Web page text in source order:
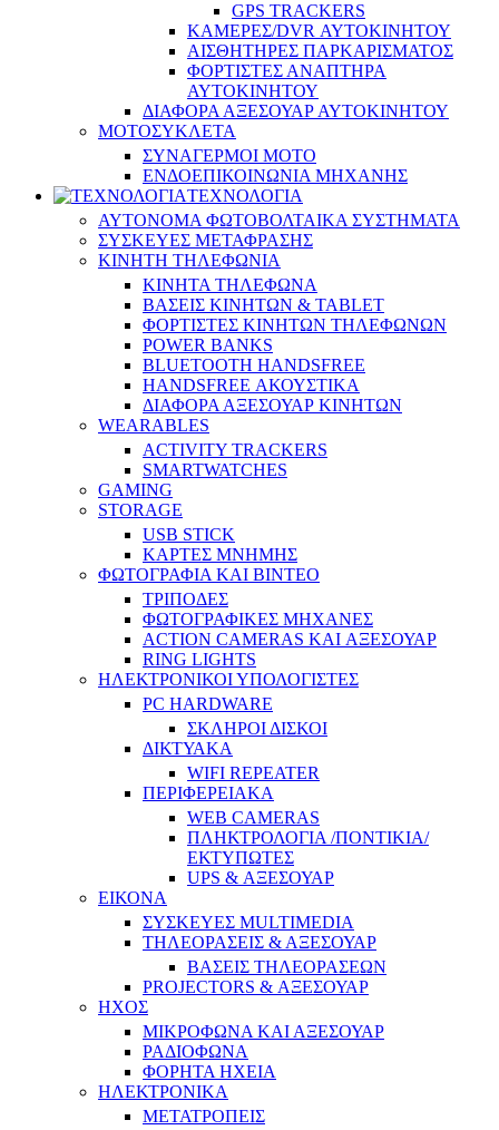
GPS TRACKERS
ΚΑΜΕΡΕΣ/DVR ΑΥΤΟΚΙΝΗΤΟΥ
ΑΙΣΘΗΤΗΡΕΣ ΠΑΡΚΑΡΙΣΜΑΤΟΣ
ΦΟΡΤΙΣΤΕΣ ΑΝΑΠΤΗΡΑ
ΑΥΤΟΚΙΝΗΤΟΥ
ΔΙΑΦΟΡΑ ΑΞΕΣΟΥΑΡ ΑΥΤΟΚΙΝΗΤΟΥ
ΜΟΤΟΣΥΚΛΕΤΑ
ΣΥΝΑΓΕΡΜΟΙ ΜΟΤΟ
ΕΝΔΟΕΠΙΚΟΙΝΩΝΙΑ ΜΗΧΑΝΗΣ
ΤΕΧΝΟΛΟΓΙΑ
ΑΥΤΟΝΟΜΑ ΦΩΤΟΒΟΛΤΑΙΚΑ ΣΥΣΤΗΜΑΤΑ
ΣΥΣΚΕΥΕΣ ΜΕΤΑΦΡΑΣΗΣ
ΚΙΝΗΤΗ ΤΗΛΕΦΩΝΙΑ
ΚΙΝΗΤΑ ΤΗΛΕΦΩΝΑ
ΒΑΣΕΙΣ ΚΙΝΗΤΩΝ & TABLET
ΦΟΡΤΙΣΤΕΣ ΚΙΝΗΤΩΝ ΤΗΛΕΦΩΝΩΝ
POWER BANKS
BLUETOOTH HANDSFREE
HANDSFREE ΑΚΟΥΣΤΙΚΑ
ΔΙΑΦΟΡΑ ΑΞΕΣΟΥΑΡ ΚΙΝΗΤΩΝ
WEARABLES
ACTIVITY TRACKERS
SMARTWATCHES
GAMING
STORAGE
USB STICK
ΚΑΡΤΕΣ ΜΝΗΜΗΣ
ΦΩΤΟΓΡΑΦΙΑ ΚΑΙ ΒΙΝΤΕΟ
ΤΡΙΠΟΔΕΣ
ΦΩΤΟΓΡΑΦΙΚΕΣ ΜΗΧΑΝΕΣ
ACTION CAMERAS KAI ΑΞΕΣΟΥΑΡ
RING LIGHTS
ΗΛΕΚΤΡΟΝΙΚΟΙ ΥΠΟΛΟΓΙΣΤΕΣ
PC HARDWARE
ΣΚΛΗΡΟΙ ΔΙΣΚΟΙ
ΔΙΚΤΥΑΚΑ
WIFI REPEATER
ΠΕΡΙΦΕΡΕΙΑΚΑ
WEB CAMERAS
ΠΛΗΚΤΡΟΛΟΓΙΑ /ΠΟΝΤΙΚΙΑ/
ΕΚΤΥΠΩΤΕΣ
UPS & ΑΞΕΣΟΥΑΡ
ΕΙΚΟΝΑ
ΣΥΣΚΕΥΕΣ MULTIMEDIA
ΤΗΛΕΟΡΑΣΕΙΣ & ΑΞΕΣΟΥΑΡ
ΒΑΣΕΙΣ ΤΗΛΕΟΡΑΣΕΩΝ
PROJECTORS & ΑΞΕΣΟΥΑΡ
ΗΧΟΣ
ΜΙΚΡΟΦΩΝΑ ΚΑΙ ΑΞΕΣΟΥΑΡ
ΡΑΔΙΟΦΩΝΑ
ΦΟΡΗΤΑ ΗΧΕΙΑ
ΗΛΕΚΤΡΟΝΙΚΑ
ΜΕΤΑΤΡΟΠΕΙΣ